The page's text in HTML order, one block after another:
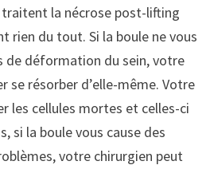
la nécrose post-lifting
rien du tout. Si la boule ne vous
de déformation du sein, votre
se résorber d’elle-même. Votre
les cellules mortes et celles-ci
si la boule vous cause des
votre chirurgien peut